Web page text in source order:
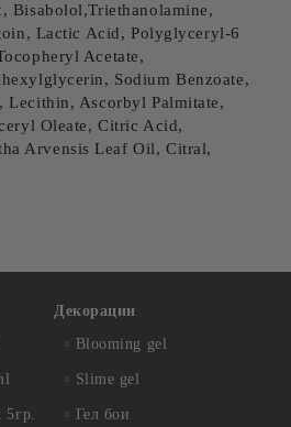
Bisabolol,Triethanolamine,
Lactic Acid, Polyglyceryl-6
Acetate,
Sodium Benzoate,
Lecithin, Ascorbyl Palmitate,
Oleate, Citric Acid,
Arvensis Leaf Oil, Citral,
5гр.
Декорации
Blooming gel
Slime gel
Гел бои